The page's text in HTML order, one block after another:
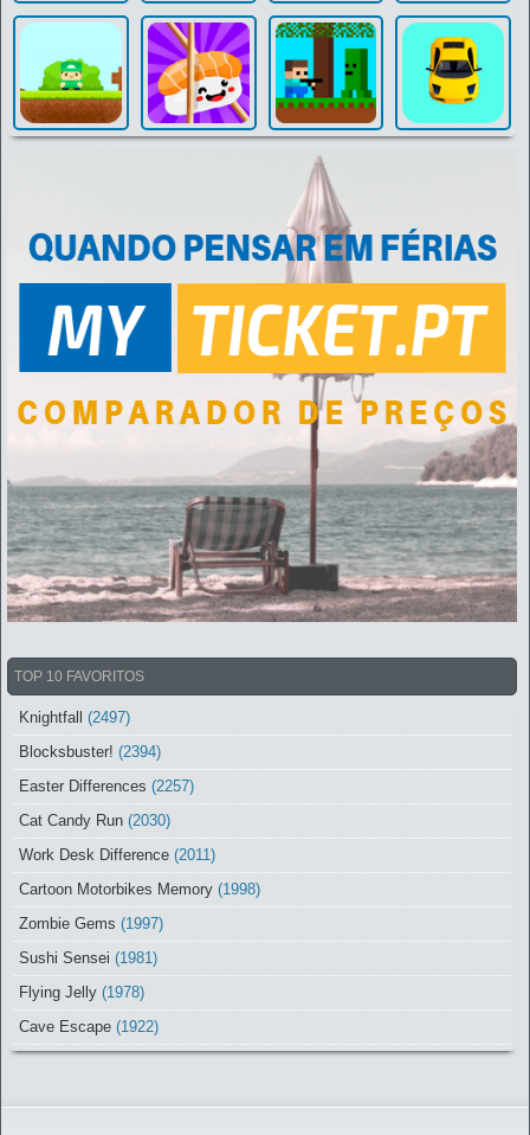
TOP 10 FAVORITOS
Knightfall (2497)
Blocksbuster! (2394)
Easter Differences (2257)
Cat Candy Run (2030)
Work Desk Difference (2011)
Cartoon Motorbikes Memory (1998)
Zombie Gems (1997)
Sushi Sensei (1981)
Flying Jelly (1978)
Cave Escape (1922)